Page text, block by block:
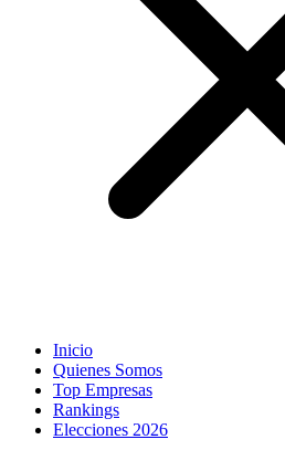
Inicio
Quienes Somos
Top Empresas
Rankings
Elecciones 2026